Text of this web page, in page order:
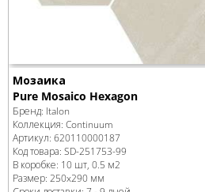
Мозаика
Pure Mosaico Hexagon
Бренд: Italon
Коллекция: Continuum
Артикул: 620110000187
Код товара: SD-251753-99
В коробке: 10 шт, 0.5 м2
Размер: 250x290 мм